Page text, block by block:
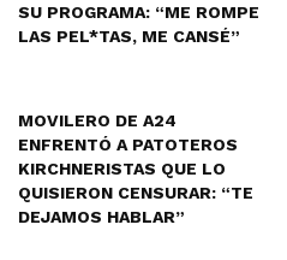
SU PROGRAMA: “ME ROMPE
LAS PEL*TAS, ME CANSÉ”
MOVILERO DE A24
ENFRENTÓ A PATOTEROS
KIRCHNERISTAS QUE LO
QUISIERON CENSURAR: “TE
DEJAMOS HABLAR”